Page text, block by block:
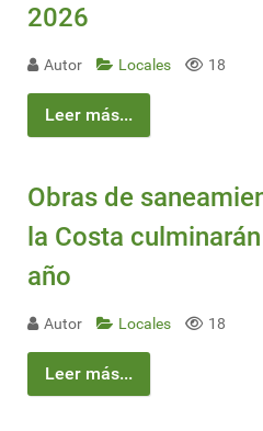
2026
Autor Locales 18
Leer más...
Obras de
la Costa
año
Autor Locales 18
Leer más...